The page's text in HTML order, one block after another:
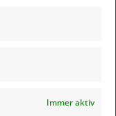
Immer aktiv
bei